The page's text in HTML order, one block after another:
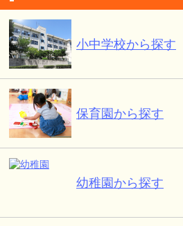
小中学校から探す
保育園から探す
幼稚園から探す